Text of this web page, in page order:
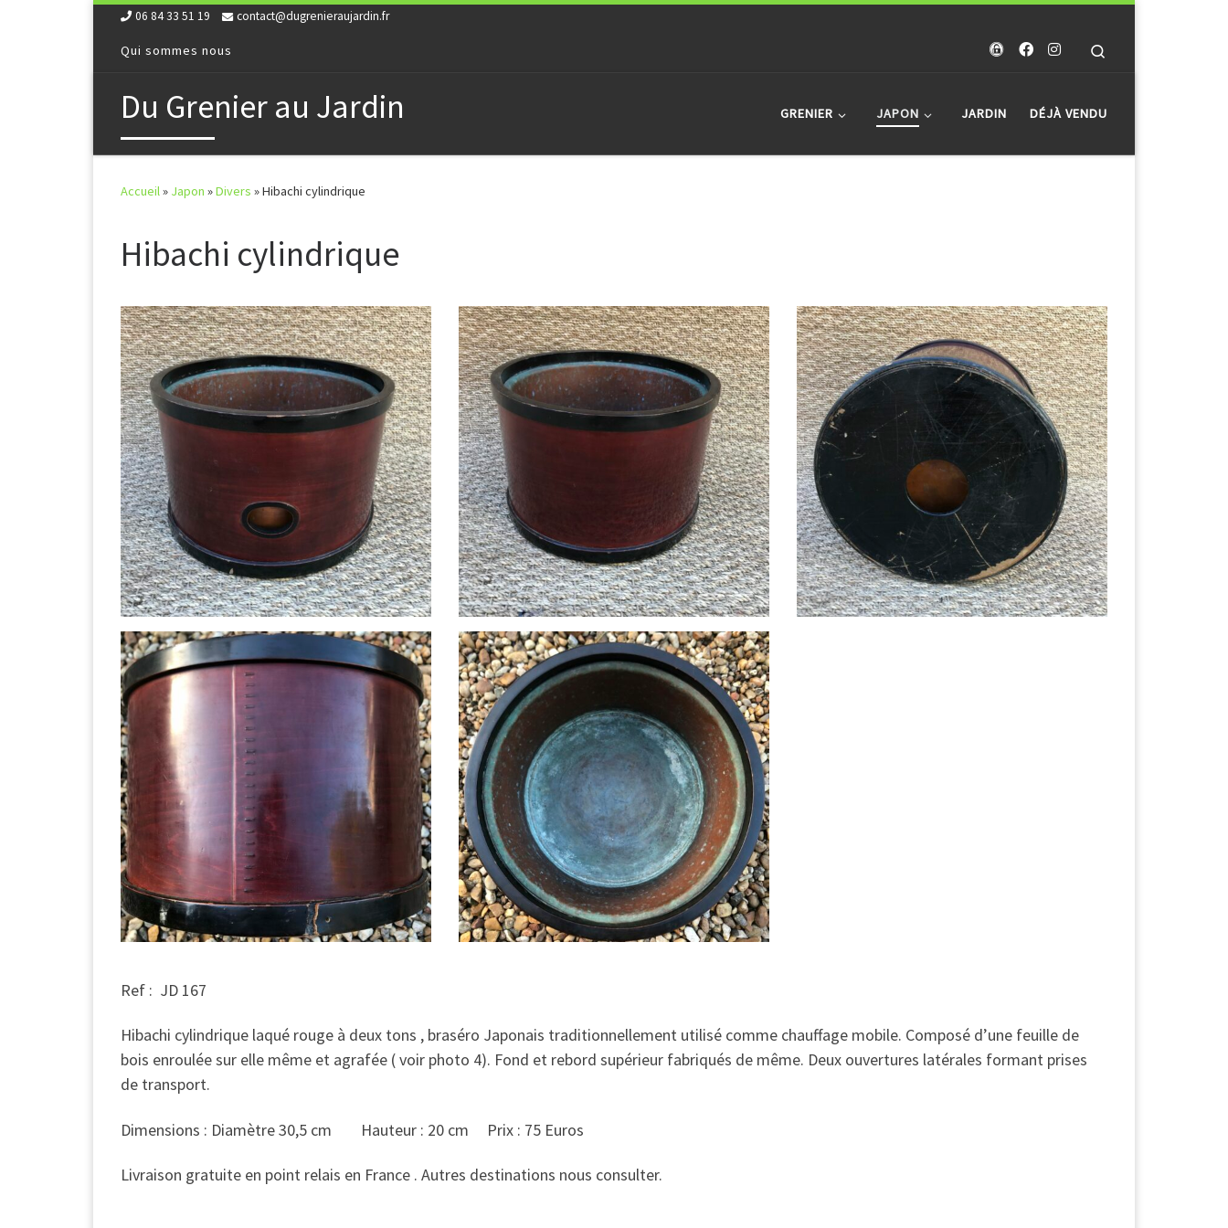
06 84 33 51 19 contact@dugrenieraujardin.fr
Qui sommes nous
Du Grenier au Jardin GRENIER JAPON JARDIN DÉJÀ VENDU
Accueil» Japon »Divers »Hibachi cylindrique
Hibachi cylindrique
Ref : JD 167
Hibachi cylindrique laqué rouge à deux tons , braséro Japonais traditionnellement utilisé comme chauffage mobile. Composé d’une feuille de
bois enroulée sur elle même et agrafée ( voir photo 4). Fond et rebord supérieur fabriqués de même. Deux ouvertures latérales formant prises
de transport.
Dimensions : Diamètre 30,5 cm Hauteur : 20 cm Prix : 75 Euros
Livraison gratuite en point relais en France . Autres destinations nous consulter.